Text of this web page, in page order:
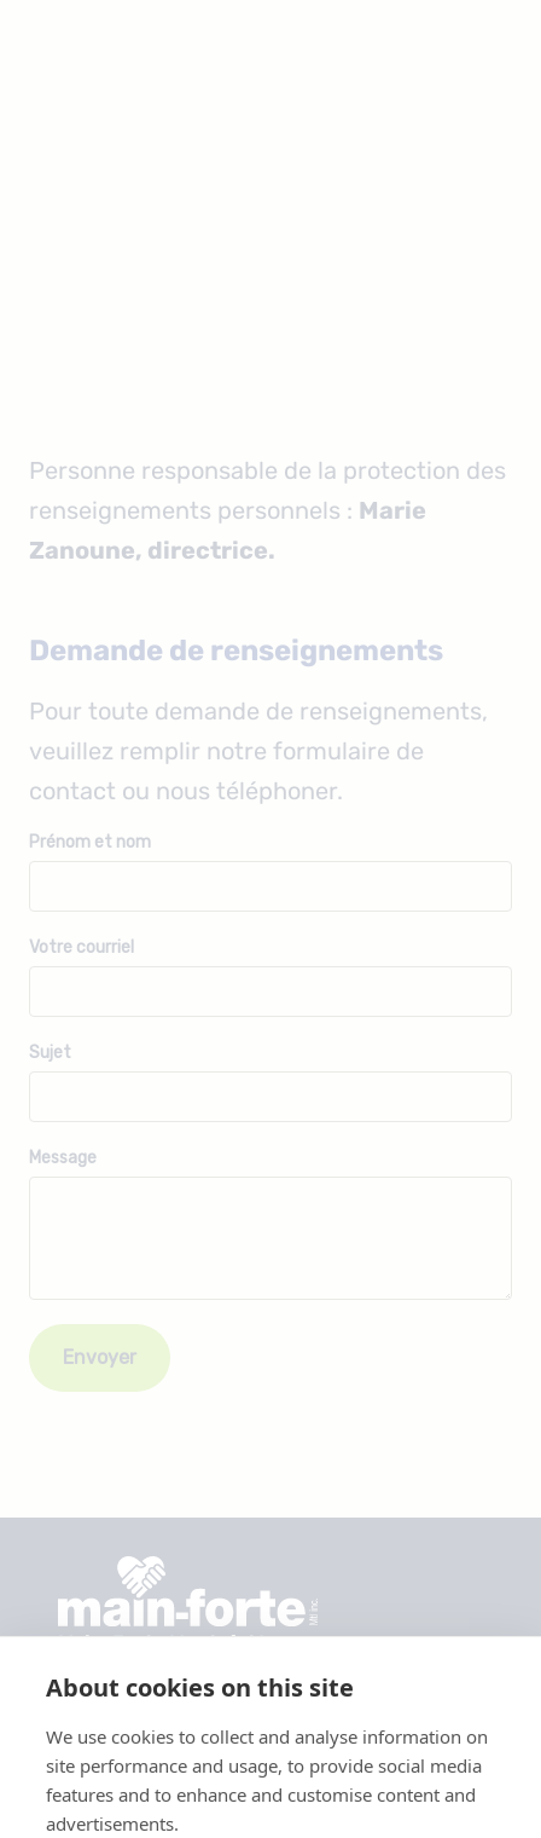
Personne responsable de la protection des
renseignements personnels : Marie
Zanoune, directrice.
Demande de renseignements
Pour toute demande de renseignements,
veuillez remplir notre formulaire de
contact ou nous téléphoner.
Main-Forte Montréal Inc.
7381 rue Saint-Hubert, Montréal, QC H2R 2N4
contact@mainfortemontreal.org
Politique de confidentialité
Horaire
About cookies on this site
We use cookies to collect and analyse information on
site performance and usage, to provide social media
features and to enhance and customise content and
advertisements.